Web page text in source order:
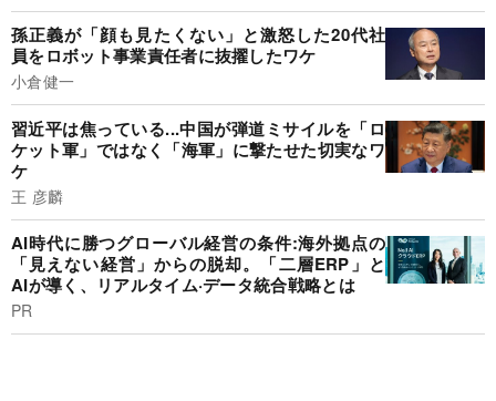
孫正義が「顔も見たくない」と激怒した20代社
員をロボット事業責任者に抜擢したワケ
小倉健一
習近平は焦っている...中国が弾道ミサイルを「ロ
ケット軍」ではなく「海軍」に撃たせた切実なワ
ケ
王 彦麟
AI時代に勝つグローバル経営の条件:海外拠点の
「見えない経営」からの脱却。「二層ERP」と
AIが導く、リアルタイム·データ統合戦略とは
PR